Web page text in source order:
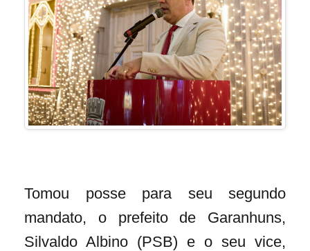
Tomou posse para seu segundo
mandato, o prefeito de Garanhuns,
Silvaldo Albino (PSB) e o seu vice,